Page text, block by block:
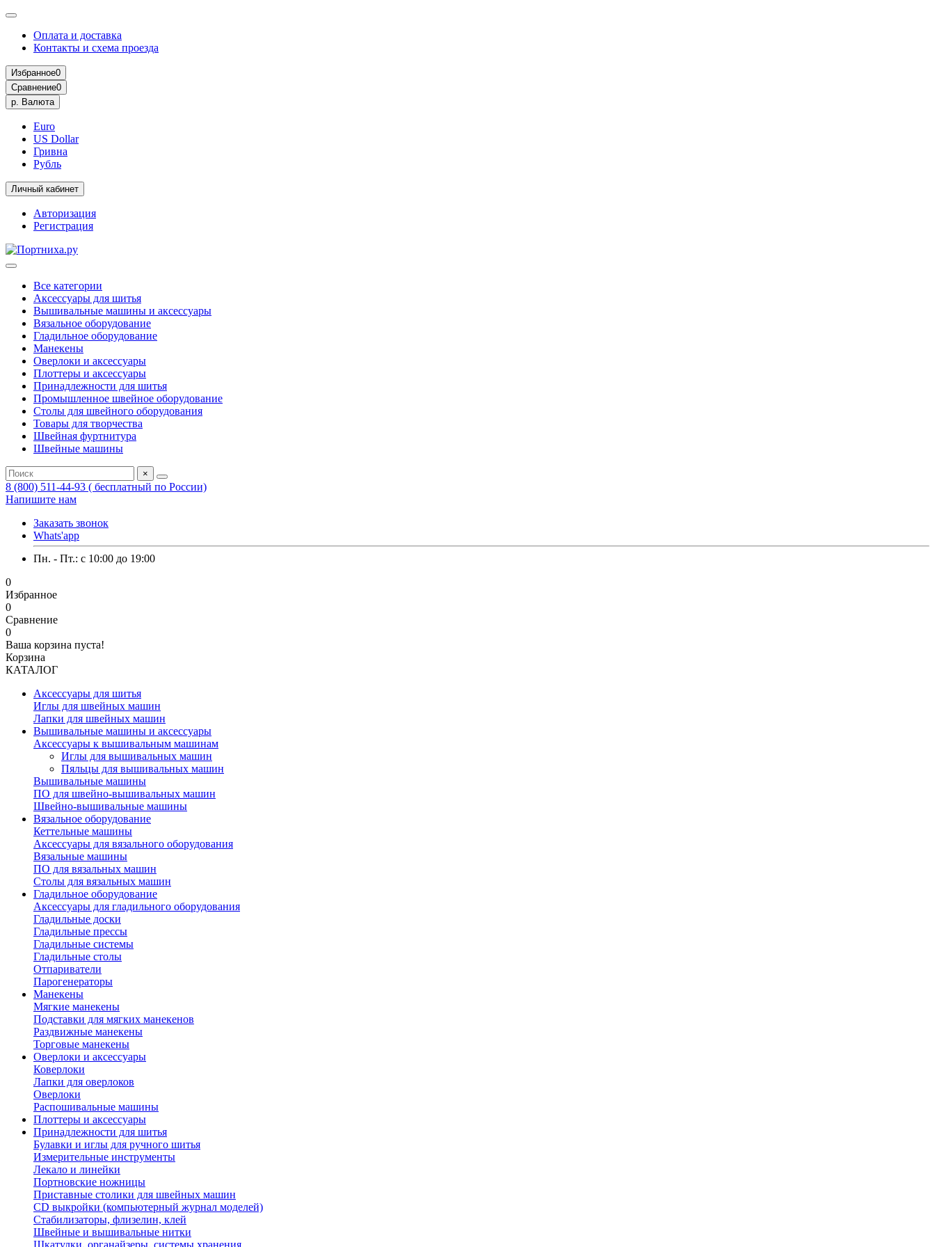
Оплата и доставка
Контакты и схема проезда
Избранное0
Сравнение0
р. Валюта
Euro
US Dollar
Гривна
Рубль
Личный кабинет
Авторизация
Регистрация
Все категории
Аксессуары для шитья
Вышивальные машины и аксессуары
Вязальное оборудование
Гладильное оборудование
Манекены
Оверлоки и аксессуары
Плоттеры и аксессуары
Принадлежности для шитья
Промышленное швейное оборудование
Столы для швейного оборудования
Товары для творчества
Швейная фуртнитура
Швейные машины
×
8 (800) 511-44-93 ( бесплатный по России)
Напишите нам
Заказать звонок
Whats'app
Пн. - Пт.: c 10:00 до 19:00
0
Избранное
0
Сравнение
0
Ваша корзина пуста!
Корзина
КАТАЛОГ
Аксессуары для шитья
Иглы для швейных машин
Лапки для швейных машин
Вышивальные машины и аксессуары
Аксессуары к вышивальным машинам
Иглы для вышивальных машин
Пяльцы для вышивальных машин
Вышивальные машины
ПО для швейно-вышивальных машин
Швейно-вышивальные машины
Вязальное оборудование
Кеттельные машины
Аксессуары для вязального оборудования
Вязальные машины
ПО для вязальных машин
Столы для вязальных машин
Гладильное оборудование
Аксессуары для гладильного оборудования
Гладильные доски
Гладильные прессы
Гладильные системы
Гладильные столы
Отпариватели
Парогенераторы
Манекены
Мягкие манекены
Подставки для мягких манекенов
Раздвижные манекены
Торговые манекены
Оверлоки и аксессуары
Коверлоки
Лапки для оверлоков
Оверлоки
Распошивальные машины
Плоттеры и аксессуары
Принадлежности для шитья
Булавки и иглы для ручного шитья
Измерительные инструменты
Лекало и линейки
Портновские ножницы
Приставные столики для швейных машин
СD выкройки (компьютерный журнал моделей)
Стабилизаторы, флизелин, клей
Швейные и вышивальные нитки
Шкатулки, органайзеры, системы хранения